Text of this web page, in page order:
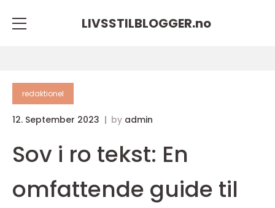
LIVSSTILBLOGGER.no
redaktionel
12. September 2023 by admin
Sov i ro tekst: En
omfattende guide til